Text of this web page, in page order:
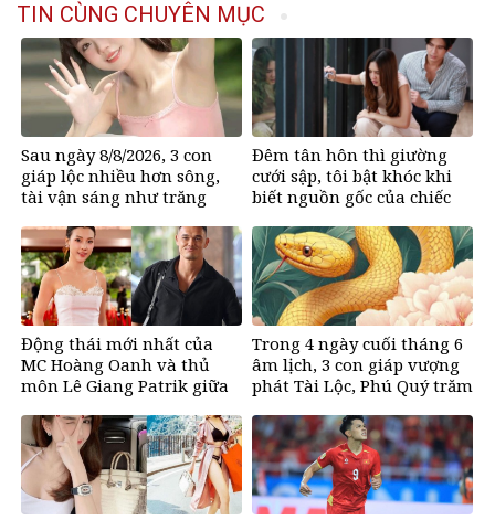
TIN CÙNG CHUYÊN MỤC
Sau ngày 8/8/2026, 3 con
giáp lộc nhiều hơn sông,
tài vận sáng như trăng
Đêm tân hôn thì giường
cưới sập, tôi bật khóc khi
biết nguồn gốc của chiếc
Động thái mới nhất của
MC Hoàng Oanh và thủ
môn Lê Giang Patrik giữa
Trong 4 ngày cuối tháng 6
âm lịch, 3 con giáp vượng
phát Tài Lộc, Phú Quý trăm
Hoàng, ôm trọn cơ ngơi đồ
sộ